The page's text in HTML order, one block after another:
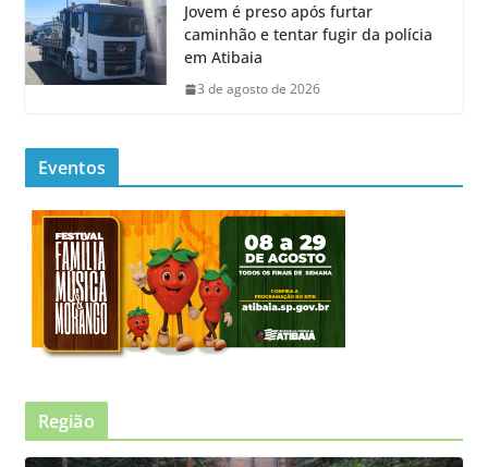
Jovem é preso após furtar
caminhão e tentar fugir da polícia
em Atibaia
3 de agosto de 2026
Eventos
Região